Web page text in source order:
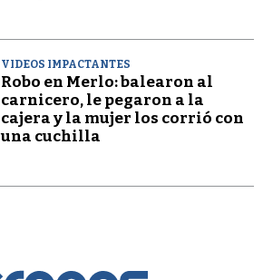
VIDEOS IMPACTANTES
Robo en Merlo: balearon al
carnicero, le pegaron a la
cajera y la mujer los corrió con
una cuchilla